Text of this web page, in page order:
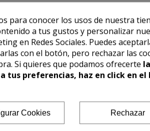
para conocer los usos de nuestra
a tus gustos y personalizar
en Redes Sociales. Puedes
con el botón, pero rechazar las
Si quieres que podamos ofrecerte la
tus preferencias, haz en click en el
Cookies Rechazar